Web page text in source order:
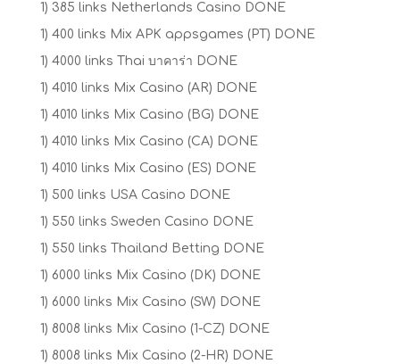
1) 385 links Netherlands Casino DONE
1) 400 links Mix APK appsgames (PT) DONE
1) 4000 links Thai บาคาร่า DONE
1) 4010 links Mix Casino (AR) DONE
1) 4010 links Mix Casino (BG) DONE
1) 4010 links Mix Casino (CA) DONE
1) 4010 links Mix Casino (ES) DONE
1) 500 links USA Casino DONE
1) 550 links Sweden Casino DONE
1) 550 links Thailand Betting DONE
1) 6000 links Mix Casino (DK) DONE
1) 6000 links Mix Casino (SW) DONE
1) 8008 links Mix Casino (1-CZ) DONE
1) 8008 links Mix Casino (2-HR) DONE